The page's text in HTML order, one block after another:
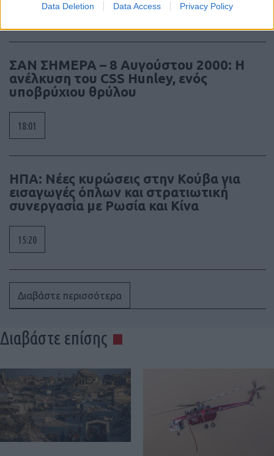
Data Deletion Data Access Privacy Policy
ΣΑΝ ΣΗΜΕΡΑ – 8 Αυγούστου 2000: Η
ανέλκυση του CSS Hunley, ενός
υποβρύχιου θρύλου
18:01
ΗΠΑ: Νέες κυρώσεις στην Κούβα για
εισαγωγές όπλων και στρατιωτική
συνεργασία με Ρωσία και Κίνα
15:20
Διαβάστε περισσότερα
Διαβάστε επίσης